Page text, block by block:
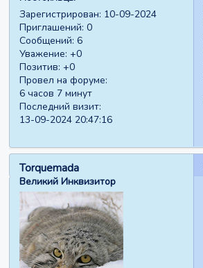
Зарегистрирован: 10-09-2024
Приглашений: 0
Сообщений: 6
Уважение: +0
Позитив: +0
Провел на форуме:
6 часов 7 минут
Последний визит:
13-09-2024 20:47:16
Torquemada
Великий Инквизитор